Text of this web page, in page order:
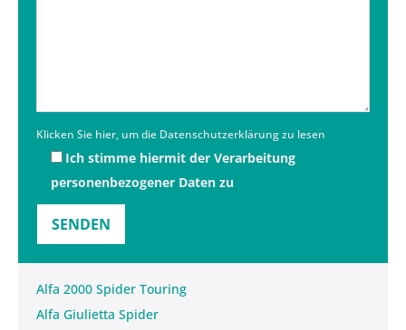
Klicken Sie hier, um die Datenschutzerklärung zu lesen
Ich stimme hiermit der Verarbeitung
personenbezogener Daten zu
Alfa 2000 Spider Touring
Alfa Giulietta Spider